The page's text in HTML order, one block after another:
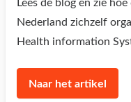
Lees de blog en zie
Nederland zichzelf
Health information
Naar het artikel